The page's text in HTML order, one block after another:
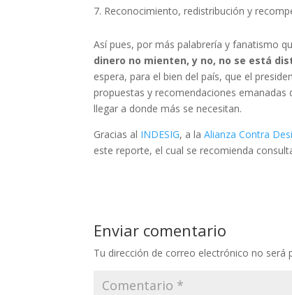
Reconocimiento, redistribución y
Así pues, por más palabrería y fanatismo
dinero no mienten, y no, no se está
espera, para el bien del país, que el
propuestas y recomendaciones emanadas
llegar a donde más se necesitan.
Gracias al INDESIG, a laAlianza Contra
este reporte, el cual se recomienda
Enviar comentario
Tu dirección de correo electrónico no será